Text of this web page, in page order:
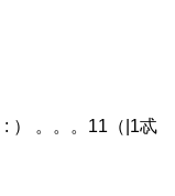
: ） 。。。11（|1忒